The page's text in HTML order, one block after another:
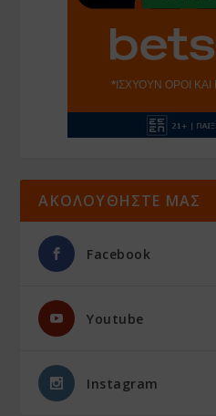
ΑΚΟΛΟΥΘΗΣΤΕ ΜΑΣ
Facebook
Youtube
Instagram